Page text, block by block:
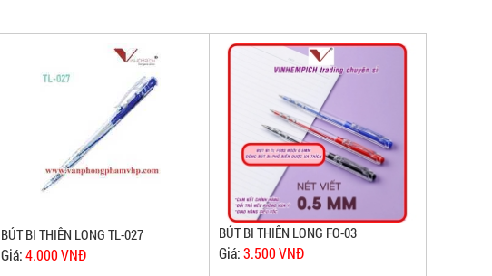
BÚT BI THIÊN LONG TL-027
Giá:4.000 VNĐ
BÚT BI THIÊN LONG FO-03
Giá:3.500 VNĐ